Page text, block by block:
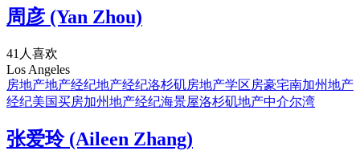
周彦 (Yan Zhou)
41人喜欢
Los Angeles
房地产地产经纪地产经纪洛杉矶房地产学区房豪宅南加州地产
经纪美国买房加州地产经纪海景屋洛杉矶地产中介尔湾
张爱玲 (Aileen Zhang)